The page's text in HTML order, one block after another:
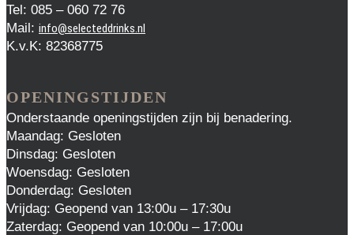
Tel: 085 – 060 72 76
Mail: info@selecteddrinks.nl
K.v.K: 82368775
OPENINGSTIJDEN
Onderstaande openingstijden zijn bij benadering.
Maandag: Gesloten
Dinsdag: Gesloten
Woensdag: Gesloten
Donderdag: Gesloten
Vrijdag: Geopend van 13:00u – 17:30u
Zaterdag: Geopend van 10:00u – 17:00u